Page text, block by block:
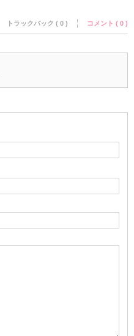
トラックバック ( 0 ) コメント ( 0 )